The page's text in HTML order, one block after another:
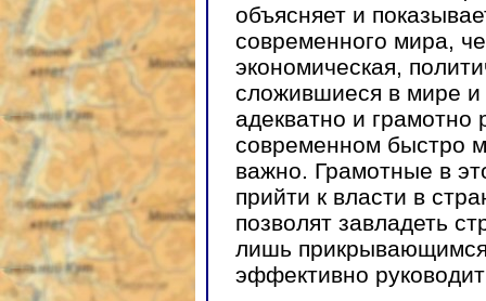
объясняет и
современного мира,
экономическая,
сложившиеся в мире и
адекватно и грамотно
современном быстро
важно. Грамотные в
прийти к власти в
позволят завладеть
лишь прикрывающимся
эффективно